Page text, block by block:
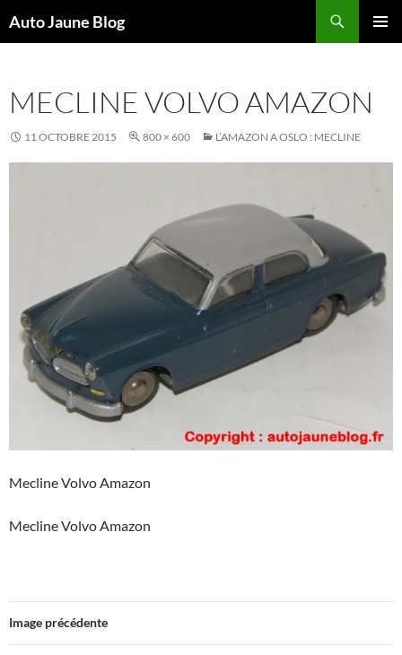
Auto Jaune Blog
MECLINE VOLVO AMAZON
11 OCTOBRE 2015 800 × 600 L’AMAZON A OSLO : MECLINE
Mecline Volvo Amazon
Mecline Volvo Amazon
Image précédente